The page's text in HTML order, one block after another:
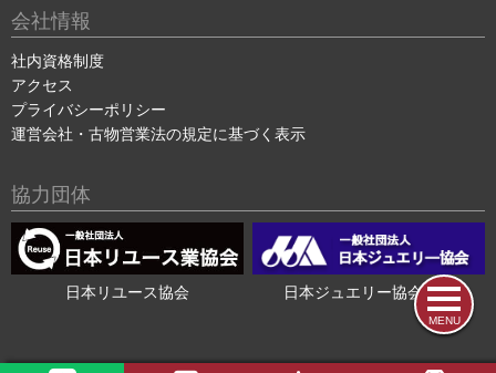
MENU
会社情報
社内資格制度
アクセス
プライバシーポリシー
運営会社・古物営業法の規定に基づく表示
協力団体
日本リユース協会 日本ジュエリー協会会員